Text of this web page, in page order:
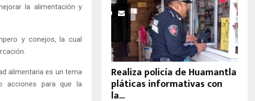
la alimentación y
y conejos, la cual
alimentaria es un tema
acciones para que la
Realiza policía de Huamantla
pláticas informativas con
la...